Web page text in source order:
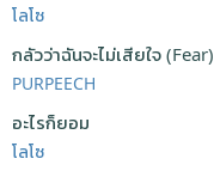
โลโซ
กลัวว่าฉันจะไม่เสียใจ (Fear)
PURPEECH
อะไรก็ยอม
โลโซ